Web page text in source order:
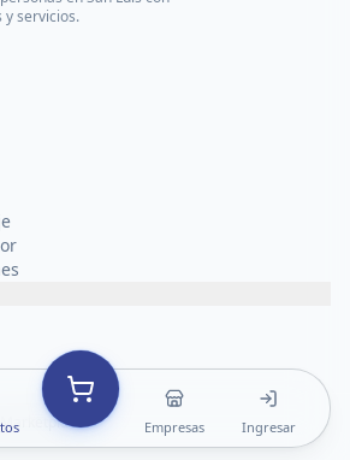
Empresas Ingresar
y servicios.